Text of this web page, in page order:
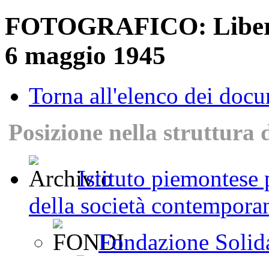
FOTOGRAFICO:
6 maggio 1945
Torna all'elenco dei
Posizione nella struttura
Istituto piemontese
della società
Fondazione